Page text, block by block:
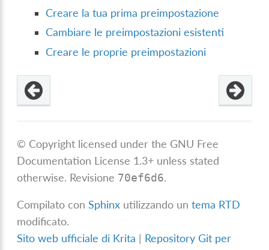
Creare la tua prima preimpostazione
Cambiare le preimpostazioni esistenti
Creare le proprie preimpostazioni
© Copyright licensed under the GNU Free
Documentation License 1.3+ unless stated
otherwise. Revisione 70ef6d6.
Compilato conSphinx utilizzando untema RTD
modificato.
Sito web ufficiale di Krita | Repository Git per